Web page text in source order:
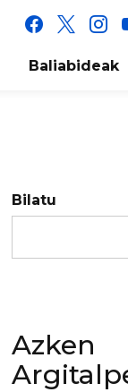
facebook
x
Baliabideak
Bilatu
Azken